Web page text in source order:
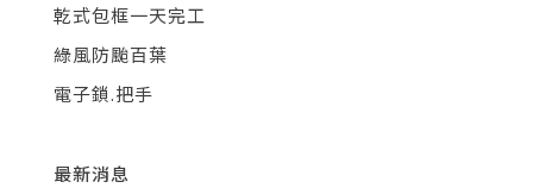
乾式包框一天完工
綠風防颱百葉
電子鎖.把手
最新消息